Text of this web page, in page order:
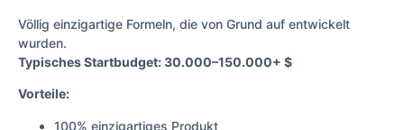
Völlig einzigartige Formeln, die von Grund auf entwickelt
wurden.
Typisches Startbudget: 30.000–150.000+ $
Vorteile:
100% einzigartiges Produkt